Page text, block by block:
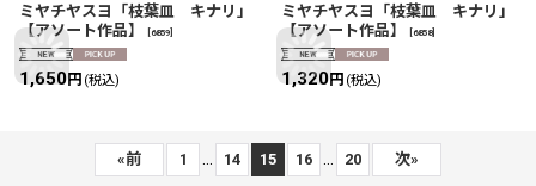
ミヤチヤスヨ「枝葉皿 キナリ」
【アソート作品】
6859
1,650円 (税込)
ミヤチヤスヨ「枝葉皿 キナリ」
【アソート作品】
6858]
1,320円 (税込)
«前 1 14 15 16 20 次»